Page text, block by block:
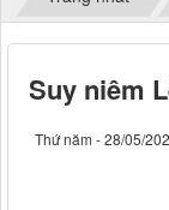
Suy niêm
Thứ năm - 28/05/